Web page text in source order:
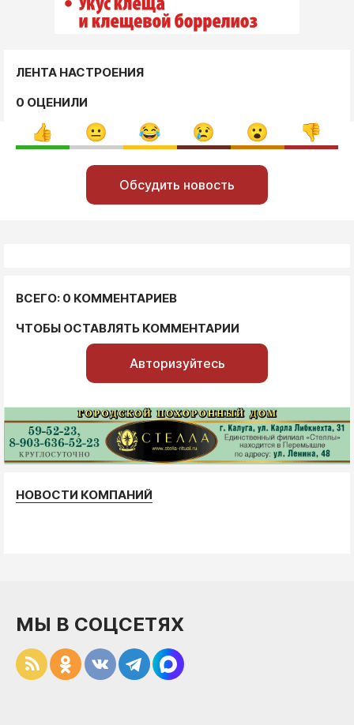
ЛЕНТА НАСТРОЕНИЯ
0 ОЦЕНИЛИ
Обсудить новость
ВСЕГО: 0 КОММЕНТАРИЕВ
ЧТОБЫ ОСТАВЛЯТЬ КОММЕНТАРИИ
Авторизуйтесь
НОВОСТИ КОМПАНИЙ
МЫ В СОЦСЕТЯХ